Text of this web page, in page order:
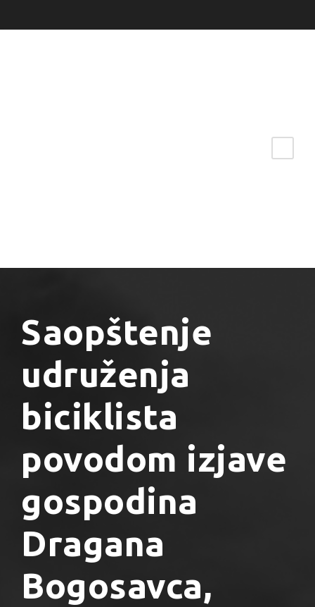
Saopštenje
udruženja
biciklista
povodom izjave
gospodina
Dragana
Bogosavca,